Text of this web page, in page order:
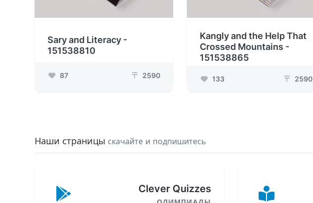
Sary and Literacy -
151538810
87 ₸ 2590
Kangly and the Help That
Crossed Mountains -
151538865
133 ₸ 2590
Наши страницы скачайте и подпишитесь
Clever Quizzes